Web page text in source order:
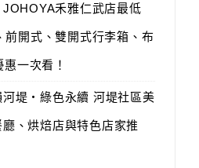
禾雅仁武店最低
前開式、雙開式行李箱、布
一次看！
河堤‧綠色永續 河堤社區美
、烘焙店與特色店家推